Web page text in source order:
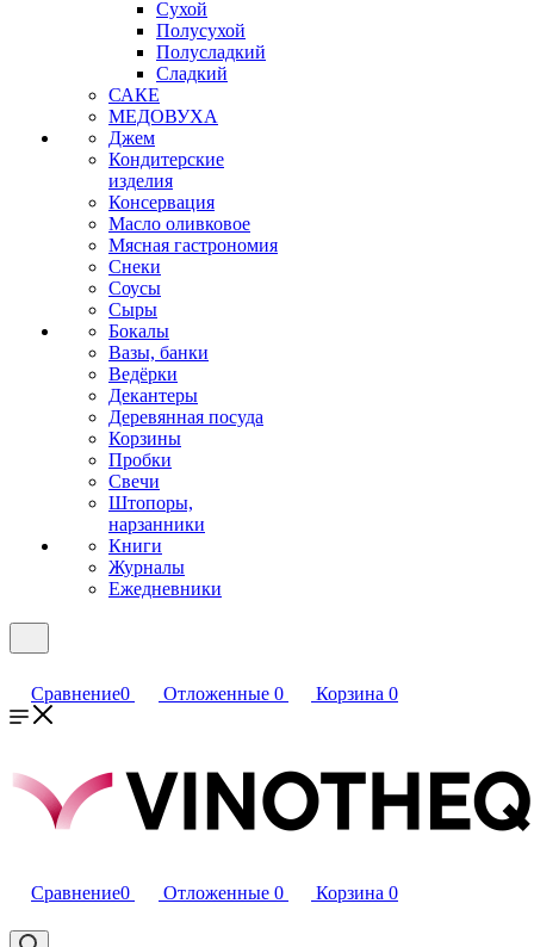
Сухой
Полусухой
Полусладкий
Сладкий
САКЕ
МЕДОВУХА
Джем
Кондитерские
изделия
Консервация
Масло оливковое
Мясная гастрономия
Снеки
Соусы
Сыры
Бокалы
Вазы, банки
Ведёрки
Декантеры
Деревянная посуда
Корзины
Пробки
Свечи
Штопоры,
нарзанники
Книги
Журналы
Ежедневники
Сравнение0 Отложенные 0 Корзина 0
Сравнение0 Отложенные 0 Корзина 0